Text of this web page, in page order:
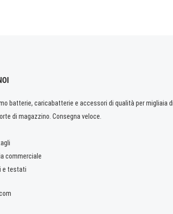
batterie, caricabatterie e accessori di qualità per migliaia
di magazzino. Consegna veloce.
commerciale
e testati